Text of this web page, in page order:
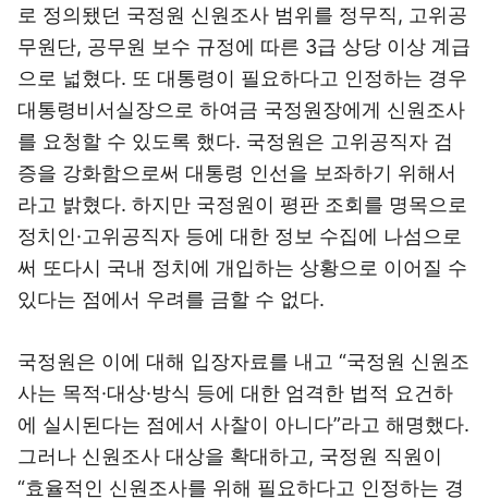
로 정의됐던 국정원 신원조사 범위를 정무직, 고위공
무원단, 공무원 보수 규정에 따른 3급 상당 이상 계급
으로 넓혔다. 또 대통령이 필요하다고 인정하는 경우
대통령비서실장으로 하여금 국정원장에게 신원조사
를 요청할 수 있도록 했다. 국정원은 고위공직자 검
증을 강화함으로써 대통령 인선을 보좌하기 위해서
라고 밝혔다. 하지만 국정원이 평판 조회를 명목으로
정치인·고위공직자 등에 대한 정보 수집에 나섬으로
써 또다시 국내 정치에 개입하는 상황으로 이어질 수
있다는 점에서 우려를 금할 수 없다.
국정원은 이에 대해 입장자료를 내고 “국정원 신원조
사는 목적·대상·방식 등에 대한 엄격한 법적 요건하
에 실시된다는 점에서 사찰이 아니다”라고 해명했다.
그러나 신원조사 대상을 확대하고, 국정원 직원이
“효율적인 신원조사를 위해 필요하다고 인정하는 경